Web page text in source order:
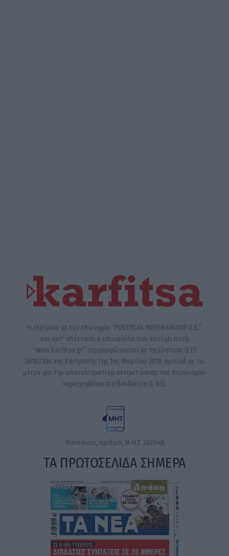
Η εταιρεία με την επωνυμία “POLITICAL MEDIA GROUP A.E.”
και κατ’ επέκταση η ιστοσελίδα που κατέχει αυτή
“www.karfitsa.gr” συμμορφώνονται με τη Σύσταση (ΕΕ)
2018/334 της Επιτροπής της 1ης Μαρτίου 2018 σχετικά με τα
μέτρα για την αποτελεσματική αντιμετώπιση του παράνομου
περιεχομένου στο διαδίκτυο (L 63).
Μοναδικός αριθμός Μ.Η.Τ. 262048
ΤΑ ΠΡΩΤΟΣΕΛΙΔΑ ΣΗΜΕΡΑ